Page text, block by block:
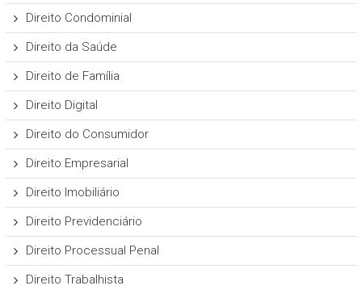
Direito Condominial
Direito da Saúde
Direito de Família
Direito Digital
Direito do Consumidor
Direito Empresarial
Direito Imobiliário
Direito Previdenciário
Direito Processual Penal
Direito Trabalhista